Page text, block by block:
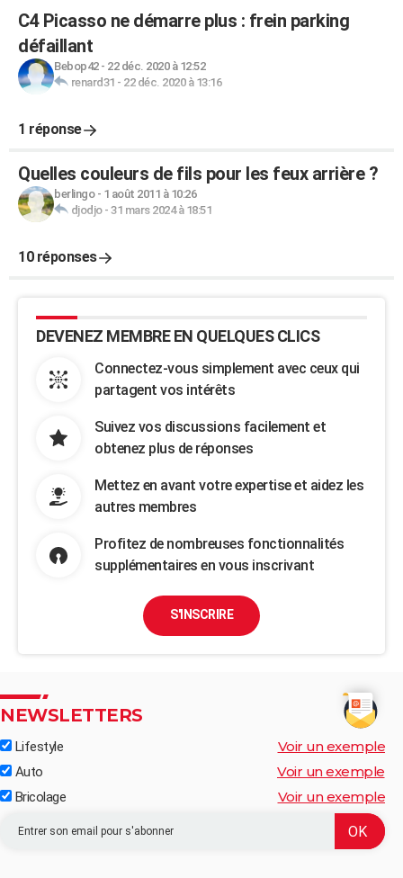
C4 Picasso ne démarre plus : frein parking
défaillant
Bebop42- 22 déc. 2020 à 12:52
renard31 - 22 déc. 2020 à 13:16
1 réponse
Quelles couleurs de fils pour les feux arrière ?
berlingo- 1 août 2011 à 10:26
djodjo- 31 mars 2024 à 18:51
10 réponses
DEVENEZ MEMBRE EN QUELQUES CLICS
Connectez-vous simplement avec ceux qui
partagent vos intérêts
Suivez vos discussions facilement et
obtenez plus de réponses
Mettez en avant votre expertise et aidez les
autres membres
Profitez de nombreuses fonctionnalités
supplémentaires en vous inscrivant
S'INSCRIRE
NEWSLETTERS
Lifestyle Voir un exemple
Auto Voir un exemple
Bricolage Voir un exemple